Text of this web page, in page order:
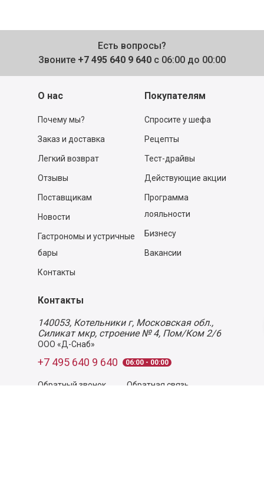
Есть вопросы?
Звоните +7 495 640 9 640 с 06:00 до 00:00
О нас
Почему мы?
Заказ и доставка
Легкий возврат
Отзывы
Поставщикам
Новости
Гастрономы и устричные
бары
Контакты
Покупателям
Спросите у шефа
Рецепты
Тест-драйвы
Действующие акции
Программа
лояльности
Бизнесу
Вакансии
Контакты
140053, Котельники г, Московская обл.,
Силикат мкр, строение № 4, Пом/Ком 2/6
ООО «Д-Снаб»
+7 495 640 9 640 06:00 - 00:00
Обратный звонок Обратная связь